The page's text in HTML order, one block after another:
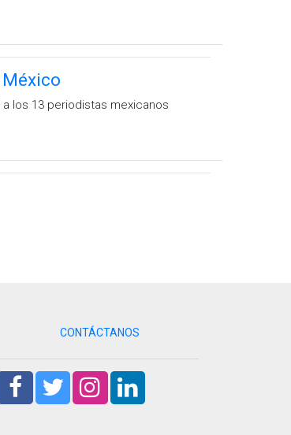
los 13 periodistas mexicanos
CONTÁCTANOS